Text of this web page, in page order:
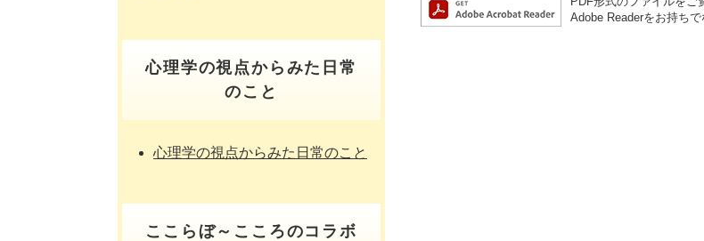
Adobe Readerをお持ち
心理学の視点からみた日常
のこと
心理学の視点からみた日常のこと
ここらぼ～こころのコラボ